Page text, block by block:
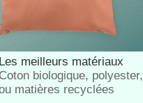
Les meilleurs matériaux
Coton biologique,
matières recyclées